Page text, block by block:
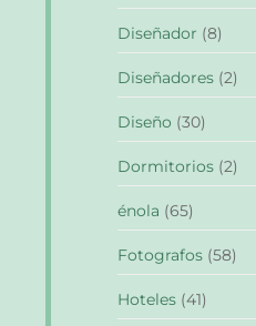
Diseñador (8)
Diseñadores (2)
Diseño (30)
Dormitorios (2)
énola (65)
Fotografos (58)
Hoteles (41)